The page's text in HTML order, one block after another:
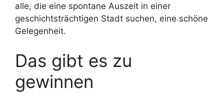
alle, die eine spontane Auszeit in einer
geschichtsträchtigen Stadt suchen, eine schöne
Gelegenheit.
Das gibt es zu
gewinnen